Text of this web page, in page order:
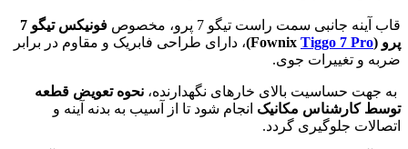
قاب آینه جانبی سمت راست تیگو 7 پرو، مخصوص
فونیکس تیگو 7
پرو (FownixTiggo 7 Pro
)، دارای طراحی فابریک و مقاوم در برابر
ضربه و تغییرات جوی.
به جهت حساسیت بالای خارهای نگهدارنده، نحوه تعویض قطعه
توسط کارشناس مکانیک انجام شود تا از آسیب به بدنه آینه و
اتصالات جلوگیری گردد.